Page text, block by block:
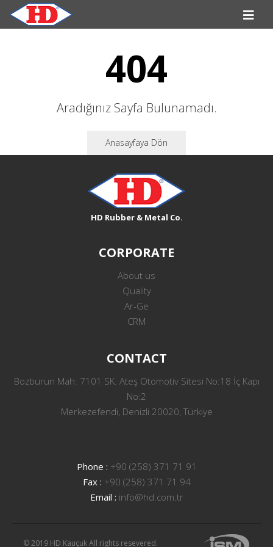
404
Aradığınız Sayfa Bulunamadı.
Anasayfaya Dön
HD Rubber & Metal Co.
CORPORATE
About us
Quality
Ar-Ge
CRM
CONTACT
Bozburun Mah. 7101 SK. Ateş Otomotiv Sitesi No:18 İç Kapı
No:2
Merkezefendi, Denizli 20020, Türkiye
Phone : +90 (258) 371 71 91
Fax : +90 (258) 371 71 94
Email : info@hd.com.tr
© 2019 HD Kauçuk All rights resevered.